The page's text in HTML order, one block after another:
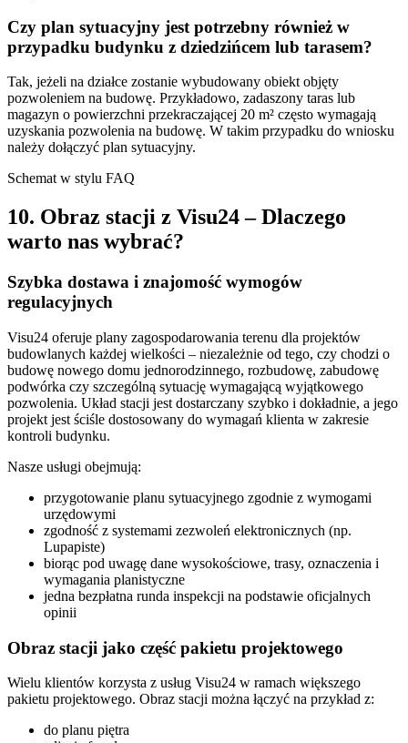
Czy plan sytuacyjny jest potrzebny również w
przypadku budynku z dziedzińcem lub tarasem?
Tak, jeżeli na działce zostanie wybudowany obiekt objęty
pozwoleniem na budowę. Przykładowo, zadaszony taras lub
magazyn o powierzchni przekraczającej 20 m² często wymagają
uzyskania pozwolenia na budowę. W takim przypadku do wniosku
należy dołączyć plan sytuacyjny.
Schemat w stylu FAQ
10. Obraz stacji z Visu24 – Dlaczego
warto nas wybrać?
Szybka dostawa i znajomość wymogów
regulacyjnych
Visu24 oferuje plany zagospodarowania terenu dla projektów
budowlanych każdej wielkości – niezależnie od tego, czy chodzi o
budowę nowego domu jednorodzinnego, rozbudowę, zabudowę
podwórka czy szczególną sytuację wymagającą wyjątkowego
pozwolenia. Układ stacji jest dostarczany szybko i dokładnie, a jego
projekt jest ściśle dostosowany do wymagań klienta w zakresie
kontroli budynku.
Nasze usługi obejmują:
przygotowanie planu sytuacyjnego zgodnie z wymogami
urzędowymi
zgodność z systemami zezwoleń elektronicznych (np.
Lupapiste)
biorąc pod uwagę dane wysokościowe, trasy, oznaczenia i
wymagania planistyczne
jedna bezpłatna runda inspekcji na podstawie oficjalnych
opinii
Obraz stacji jako część pakietu projektowego
Wielu klientów korzysta z usług Visu24 w ramach większego
pakietu projektowego. Obraz stacji można łączyć na przykład z:
do planu piętra